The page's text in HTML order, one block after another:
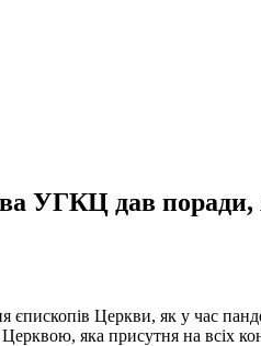
УГКЦ дав
єпископів Церкви, як у час
яка присутня на всіх